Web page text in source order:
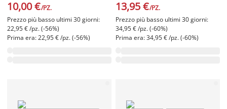
10,00 €/PZ.
Prezzo più basso ultimi 30 giorni:
22,95 € /pz. (-56%)
Prima era: 22,95 € /pz. (-56%)
13,95 €/PZ.
Prezzo più basso ultimi 30 giorni:
34,95 € /pz. (-60%)
Prima era: 34,95 € /pz. (-60%)